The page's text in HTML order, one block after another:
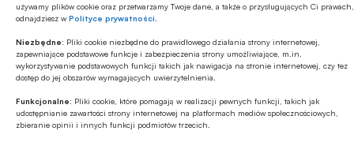
używamy plików cookie oraz przetwarzamy Twoje dane, a także o przysługujących Ci prawach,
odnajdziesz wPolityce prywatności
Niezbędne: Pliki cookie niezbędne do prawidłowego działania strony internetowej,
zapewniające podstawowe funkcje i zabezpieczenia strony umożliwiające, m.in.
wykorzystywanie podstawowych funkcji takich jak nawigacja na stronie internetowej, czy tez
dostęp do jej obszarów wymagających uwierzytelnienia.
Funkcjonalne: Pliki cookie, które pomagają w realizacji pewnych funkcji, takich jak
udostępnianie zawartości strony internetowej na platformach mediów społecznościowych,
zbieranie opinii i innych funkcji podmiotów trzecich.
regulamin